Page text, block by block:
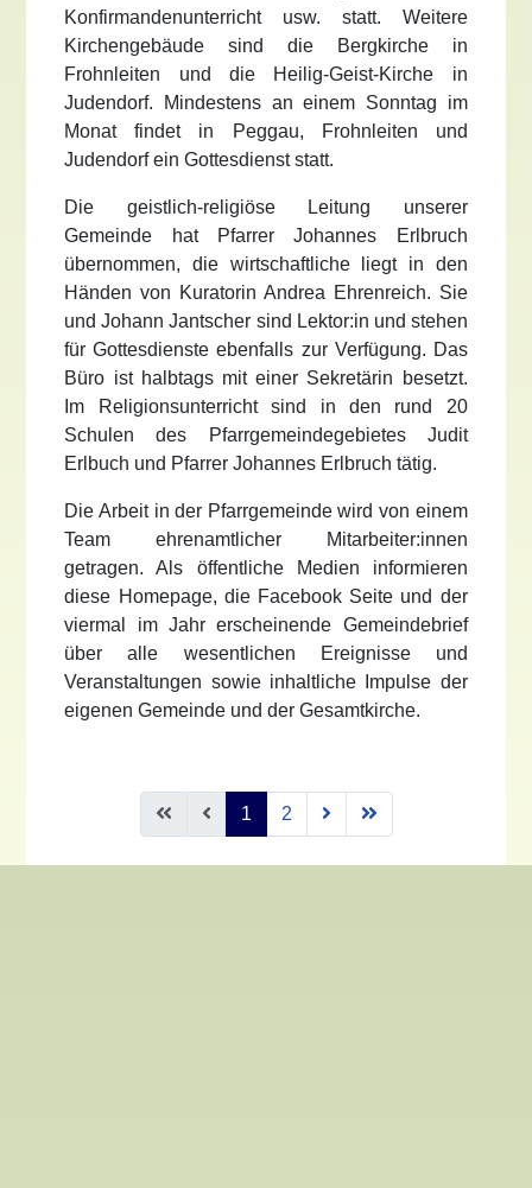
Konfirmandenunterricht usw. statt. Weitere
Kirchengebäude sind die Bergkirche in
Frohnleiten und die Heilig-Geist-Kirche in
Judendorf. Mindestens an einem Sonntag im
Monat findet in Peggau, Frohnleiten und
Judendorf ein Gottesdienst statt.
Die geistlich-religiöse Leitung unserer
Gemeinde hat Pfarrer Johannes Erlbruch
übernommen, die wirtschaftliche liegt in den
Händen von Kuratorin Andrea Ehrenreich. Sie
und Johann Jantscher sind Lektor:in und stehen
für Gottesdienste ebenfalls zur Verfügung. Das
Büro ist halbtags mit einer Sekretärin besetzt.
Im Religionsunterricht sind in den rund 20
Schulen des Pfarrgemeindegebietes Judit
Erlbuch und Pfarrer Johannes Erlbruch tätig.
Die Arbeit in der Pfarrgemeinde wird von einem
Team ehrenamtlicher Mitarbeiter:innen
getragen. Als öffentliche Medien informieren
diese Homepage, die Facebook Seite und der
viermal im Jahr erscheinende Gemeindebrief
über alle wesentlichen Ereignisse und
Veranstaltungen sowie inhaltliche Impulse der
eigenen Gemeinde und der Gesamtkirche.
1 2